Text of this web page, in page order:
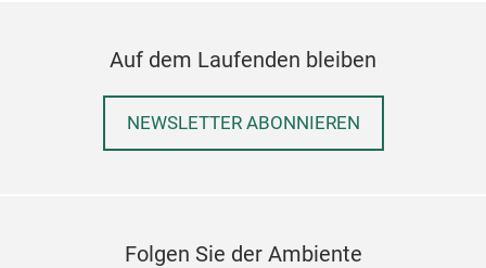
Auf dem Laufenden bleiben
NEWSLETTER ABONNIEREN
Folgen Sie der Ambiente